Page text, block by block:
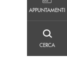
APPUNTAMENTI
CERCA